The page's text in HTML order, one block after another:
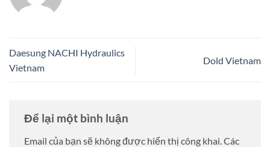
Daesung NACHI Hydraulics
Vietnam
Dold Vietnam
Để lại một bình luận
Email của bạn sẽ không được hiển thị công khai.Các